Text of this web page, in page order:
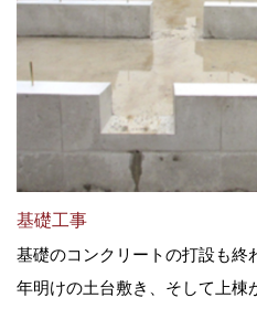
基礎工事
基礎のコンクリートの打設も終
年明けの土台敷き、そして上棟